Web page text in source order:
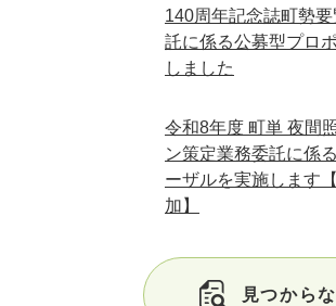
140周年記念誌町勢
託に係る公募型プロ
しました
令和8年度 町単 夜間
ン策定業務委託に係
ーザルを実施します
加】
見つから